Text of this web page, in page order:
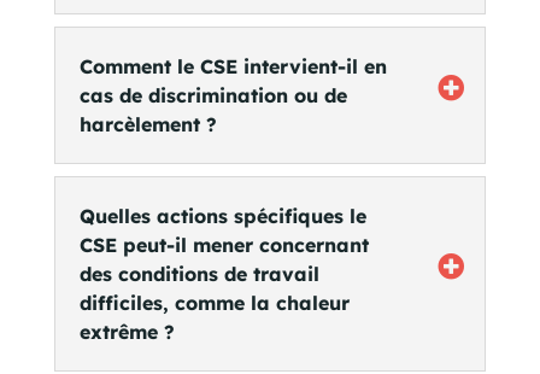
Comment le CSE intervient-il en
cas de discrimination ou de
harcèlement ?
Quelles actions spécifiques le
CSE peut-il mener concernant
des conditions de travail
difficiles, comme la chaleur
extrême ?